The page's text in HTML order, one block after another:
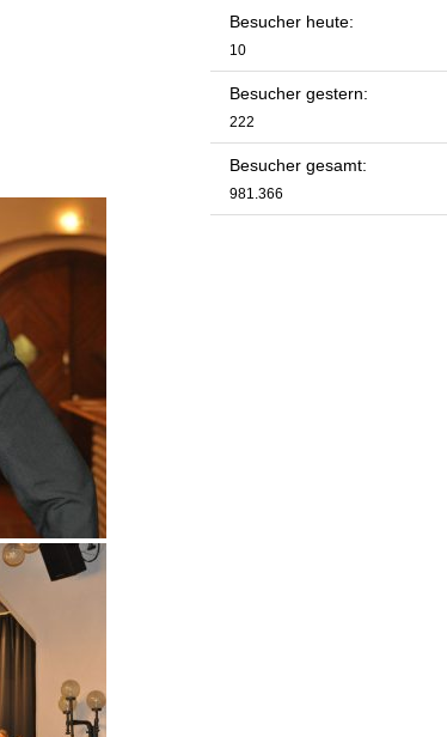
Besucher heute:
10
Besucher gestern:
222
Besucher gesamt:
981.366